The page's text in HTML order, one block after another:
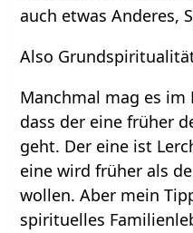
auch etwas Anderes,
Also
Manchmal mag es im
dass der eine früher
geht. Der eine ist
eine wird früher als
wollen. Aber mein
spirituelles